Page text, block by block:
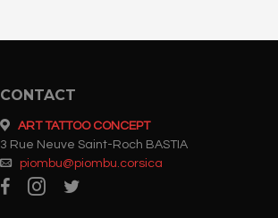
CONTACT
ART TATTOO CONCEPT
3 Rue Neuve Saint-Roch BASTIA
piombu@piombu.corsica